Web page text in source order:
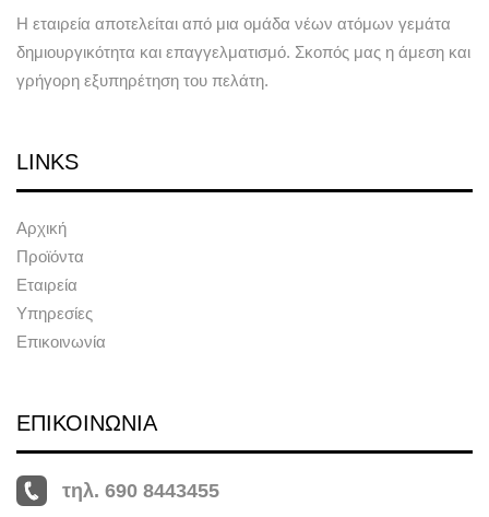
Η εταιρεία αποτελείται από μια ομάδα νέων ατόμων γεμάτα
δημιουργικότητα και επαγγελματισμό. Σκοπός μας η άμεση και
γρήγορη εξυπηρέτηση του πελάτη.
LINKS
Αρχική
Προϊόντα
Εταιρεία
Υπηρεσίες
Επικοινωνία
ΕΠΙΚΟΙΝΩΝΙΑ
τηλ. 690 8443455